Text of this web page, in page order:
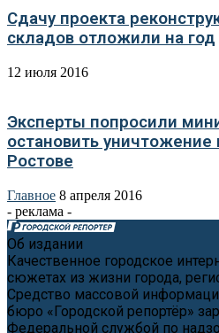
Сдачу проекта
складов отложили на год
12 июля 2016
Эксперты попросили
остановить уничтожение
Ростове
Главное 8 апреля 2016
- реклама -
Об издании
Качественное городское
сюжетах из жизни города,
Средство массовой
бюро «Городской репортёр»
Федеральной службой по